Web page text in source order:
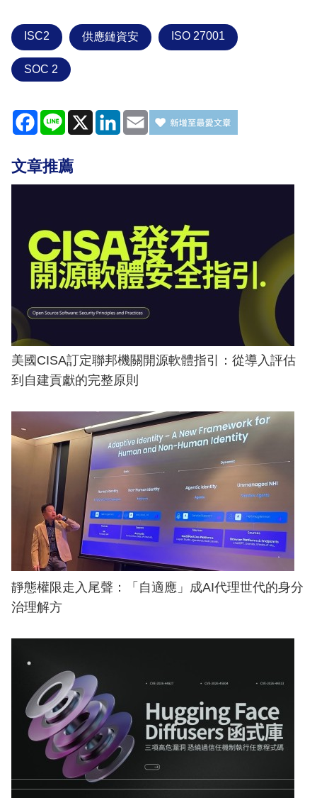
ISC2 供應鏈資安 ISO 27001
SOC 2
Facebook
Line X LinkedIn
Email
文章推薦
美國CISA訂定聯邦機關開源軟體指引：從導入評估
到自建貢獻的完整原則
靜態權限走入尾聲：「自適應」成AI代理世代的身分
治理解方